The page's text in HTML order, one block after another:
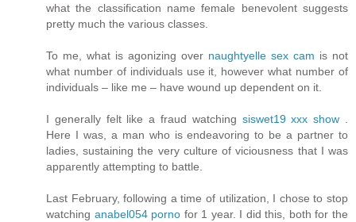
what the classification name female benevolent suggests
pretty much the various classes.
To me, what is agonizing over naughtyelle sex cam is not
what number of individuals use it, however what number of
individuals – like me – have wound up dependent on it.
I generally felt like a fraud watching siswet19 xxx show
Here I was, a man who is endeavoring to be a partner to
ladies, sustaining the very culture of viciousness that I was
apparently attempting to battle.
Last February, following a time of utilization, I chose to stop
watching anabel054 porno for 1 year. I did this, both for the